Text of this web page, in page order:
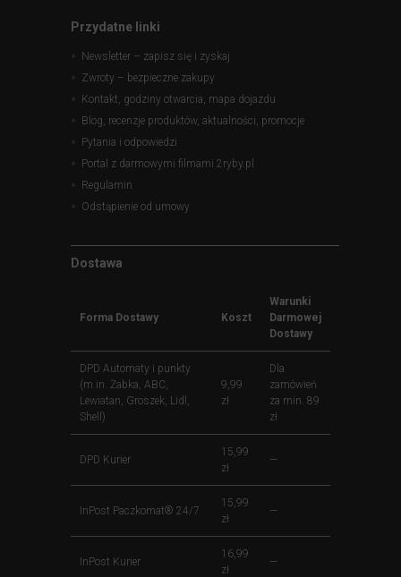
Przydatne linki
Newsletter – zapisz się i zyskaj
Zwroty – bezpieczne zakupy
Kontakt, godziny otwarcia, mapa dojazdu
Blog, recenzje produktów, aktualności, promocje
Pytania i odpowiedzi
Portal z darmowymi filmami 2ryby.pl
Regulamin
Odstąpienie od umowy
Dostawa
Forma Dostawy Koszt
Warunki
Darmowej
Dostawy
DPD Automaty i punkty
(m.in. Żabka, ABC,
Lewiatan, Groszek, Lidl,
Shell)
9,99
zł
Dla
zamówień
za min. 89
zł
DPD Kurier
15,99
zł
—
InPost Paczkomat® 24/7
15,99
zł
—
InPost Kurier
16,99
zł
—